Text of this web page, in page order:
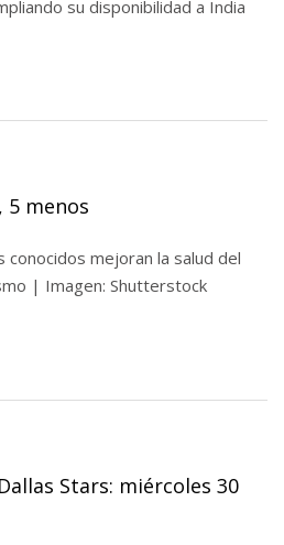
su disponibilidad a India
5 menos
mejoran la salud del
Stars: miércoles 30